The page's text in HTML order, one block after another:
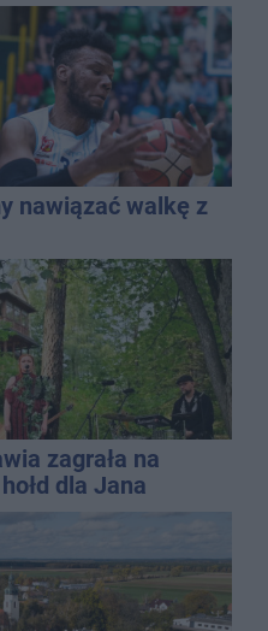
nawiązać walkę z
zagrała na
dla Jana